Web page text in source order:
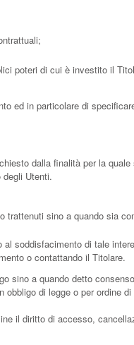
poteri di cui è investito il
ed in particolare di
dalla finalità per la
Utenti.
trattenuti sino a quando sia
soddisfacimento di tale
o contattando il Titolare.
sino a quando detto
di legge o per ordine di
il diritto di accesso,